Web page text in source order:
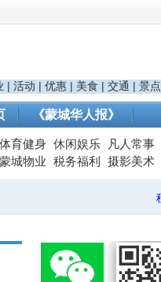
| 活动 | 优惠 | 美食 | 交通 | 景点
《蒙城华人报》
体育健身 休闲娱乐 凡人常事
蒙城物业 税务福利 摄影美术